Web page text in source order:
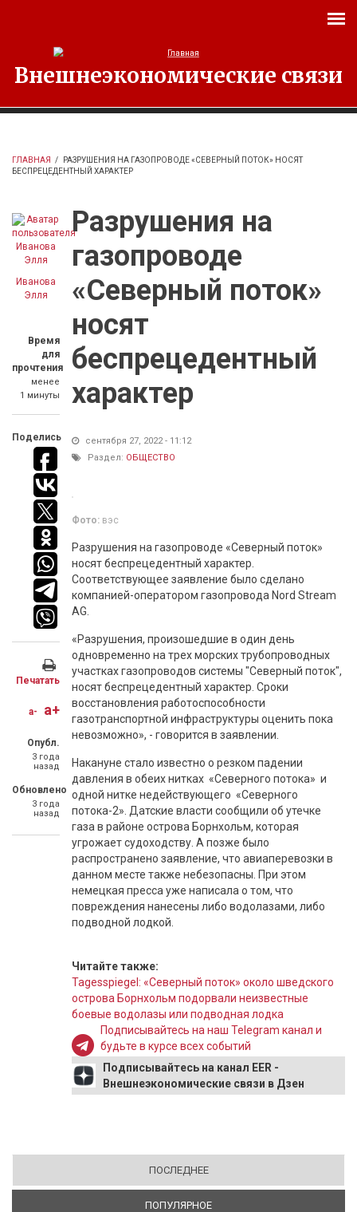
Внешнеэкономические связи
ГЛАВНАЯ /
РАЗРУШЕНИЯ НА ГАЗОПРОВОДЕ «СЕВЕРНЫЙ ПОТОК» НОСЯТ
БЕСПРЕЦЕДЕНТНЫЙ ХАРАКТЕР
Иванова
Элля
Время
для
прочтения
менее
1 минуты
Поделись
Печатать
a- a+
Опубл.
3 года
назад
Обновлено
3 года
назад
Разрушения на
газопроводе
«Северный поток»
носят
беспрецедентный
характер
сентября 27, 2022 - 11:12
Раздел: ОБЩЕСТВО
Фото: вэс
Разрушения на газопроводе «Северный поток»
носят беспрецедентный характер.
Соответствующее заявление было сделано
компанией-оператором газопровода Nord Stream
AG.
«Разрушения, произошедшие в один день
одновременно на трех морских трубопроводных
участках газопроводов системы "Северный поток",
носят беспрецедентный характер. Сроки
восстановления работоспособности
газотранспортной инфраструктуры оценить пока
невозможно», - говорится в заявлении.
Накануне стало известно о резком падении
давления в обеих нитках «Северного потока» и
одной нитке недействующего «Северного
потока-2». Датские власти сообщили об утечке
газа в районе острова Борнхольм, которая
угрожает судоходству. А позже было
распространено заявление, что авиаперевозки в
данном месте также небезопасны. При этом
немецкая пресса уже написала о том, что
повреждения нанесены либо водолазами, либо
подводной лодкой.
Читайте также:
Tagesspiegel: «Северный поток» около шведского
острова Борнхольм подорвали неизвестные
боевые водолазы или подводная лодка
Подписывайтесь на наш Telegram канал и
будьте в курсе всех событий
Подписывайтесь на канал EER -
Внешнеэкономические связи в Дзен
ПОСЛЕДНЕЕ
ПОПУЛЯРНОЕ